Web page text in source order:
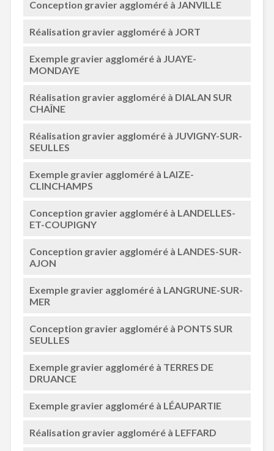
Conception gravier aggloméré à JANVILLE
Réalisation gravier aggloméré à JORT
Exemple gravier aggloméré à JUAYE-
MONDAYE
Réalisation gravier aggloméré à DIALAN SUR
CHAÎNE
Réalisation gravier aggloméré à JUVIGNY-SUR-
SEULLES
Exemple gravier aggloméré à LAIZE-
CLINCHAMPS
Conception gravier aggloméré à LANDELLES-
ET-COUPIGNY
Conception gravier aggloméré à LANDES-SUR-
AJON
Exemple gravier aggloméré à LANGRUNE-SUR-
MER
Conception gravier aggloméré à PONTS SUR
SEULLES
Exemple gravier aggloméré à TERRES DE
DRUANCE
Exemple gravier aggloméré à LÉAUPARTIE
Réalisation gravier aggloméré à LEFFARD